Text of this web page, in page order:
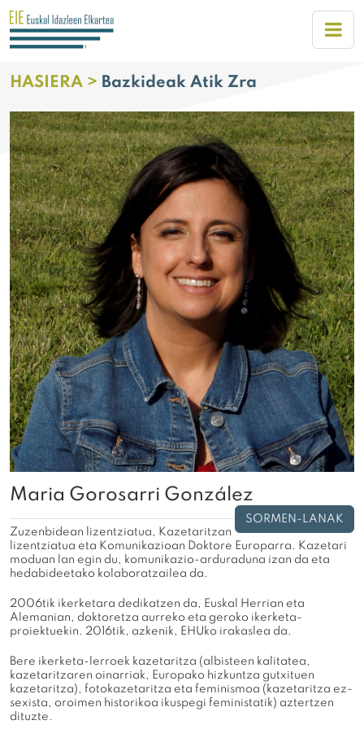
HASIERA > Bazkideak Atik Zra
Maria Gorosarri González
SORMEN-LANAK
Zuzenbidean lizentziatua, Kazetaritzan
lizentziatua eta Komunikazioan Doktore Europarra. Kazetari
moduan lan egin du, komunikazio-arduraduna izan da eta
hedabideetako kolaboratzailea da.
2006tik ikerketara dedikatzen da, Euskal Herrian eta
Alemanian, doktoretza aurreko eta geroko ikerketa-
proiektuekin. 2016tik, azkenik, EHUko irakaslea da.
Bere ikerketa-lerroek kazetaritza (albisteen kalitatea,
kazetaritzaren oinarriak, Europako hizkuntza gutxituen
kazetaritza), fotokazetaritza eta feminismoa (kazetaritza ez-
sexista, oroimen historikoa ikuspegi feministatik) aztertzen
dituzte.